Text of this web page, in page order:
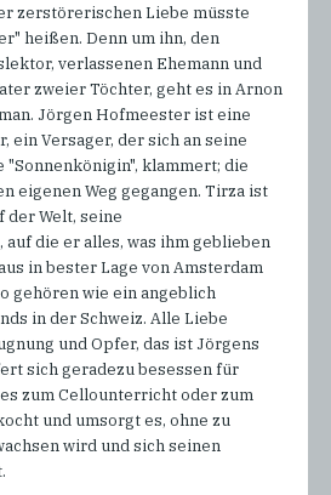
zerstörerischen Liebe müsste
heißen. Denn um ihn, den
verlassenen Ehemann und
zweier Töchter, geht es in Arnon
Jörgen Hofmeester ist eine
ein Versager, der sich an seine
"Sonnenkönigin", klammert; die
eigenen Weg gegangen. Tirza ist
der Welt, seine
die er alles, was ihm geblieben
in bester Lage von Amsterdam
gehören wie ein angeblich
in der Schweiz. Alle Liebe
und Opfer, das ist Jörgens
sich geradezu besessen für
zum Cellounterricht oder zum
und umsorgt es, ohne zu
wird und sich seinen